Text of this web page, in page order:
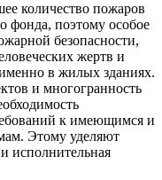
количество пожаров
фонда, поэтому особое
безопасности,
жертв и
в жилых зданиях.
и многогранность
к имеющимся и
Этому уделяют
исполнительная